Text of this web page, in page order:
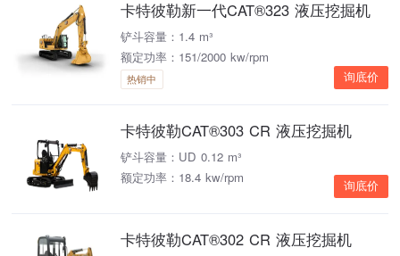
卡特彼勒新一代CAT®323 液压挖掘机
铲斗容量：1.4 m³
额定功率：151/2000 kw/rpm
热销中 询底价
卡特彼勒CAT®303 CR 液压挖掘机
铲斗容量：UD 0.12 m³
额定功率：18.4 kw/rpm
询底价
卡特彼勒CAT®302 CR 液压挖掘机